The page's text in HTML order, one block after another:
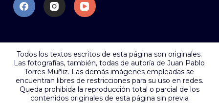
Todos los textos escritos de esta página son originales.
Las fotografías, también, todas de autoría de Juan Pablo
Torres Muñiz. Las demás imágenes empleadas se
encuentran libres de restricciones para su uso en redes.
Queda prohibida la reproducción total o parcial de los
contenidos originales de esta página sin previa